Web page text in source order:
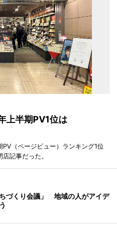
上半期PV1位は
（ページビュー）ランキング1位
記事だった。
づくり会議」 地域の人がアイデ